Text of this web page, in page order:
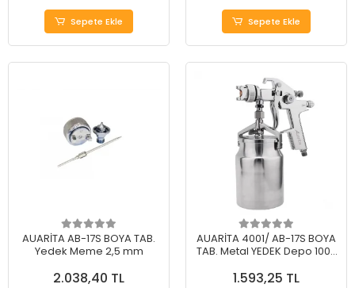
Sepete Ekle Sepete Ekle
AUARİTA AB-17S BOYA TAB.
Yedek Meme 2,5 mm
2.038,40 TL
AUARİTA 4001/ AB-17S BOYA
TAB. Metal YEDEK Depo 1000
1.593,25 TL